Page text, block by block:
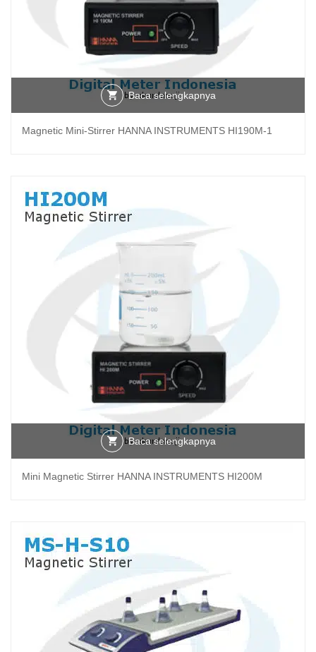
Baca selengkapnya
Magnetic Mini-Stirrer HANNA INSTRUMENTS HI190M-1
Baca selengkapnya
Mini Magnetic Stirrer HANNA INSTRUMENTS HI200M